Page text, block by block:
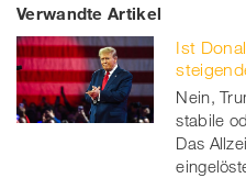
on
Facebook
on
twitt
er
Verwandte Artikel
Ist
Nein,
stabile
Das